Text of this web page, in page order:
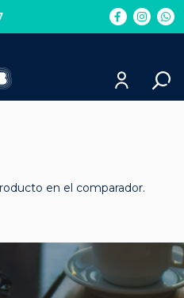
Elemento
del
Elemento
del
del
en el comparador.